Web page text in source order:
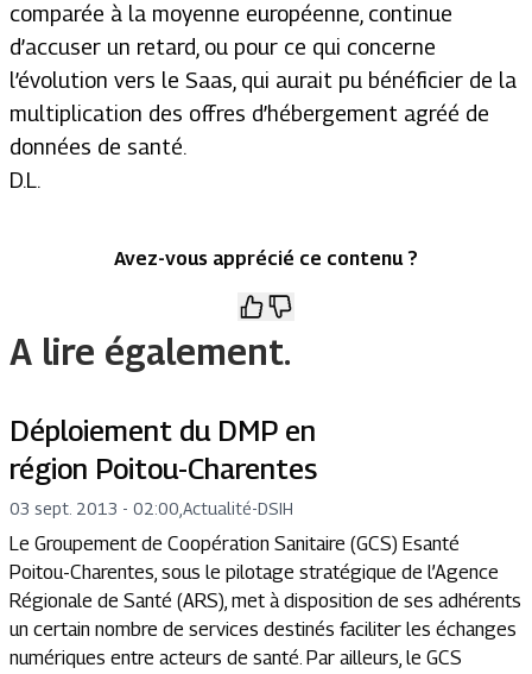
comparée à la moyenne européenne, continue
d’accuser un retard, ou pour ce qui concerne
l’évolution vers le Saas, qui aurait pu bénéficier de la
multiplication des offres d’hébergement agréé de
données de santé.
D.L.
Avez-vous apprécié ce contenu ?
A lire également.
Déploiement du DMP en
région Poitou-Charentes
03 sept. 2013 - 02:00 Actualité-DSIH
Le Groupement de Coopération Sanitaire (GCS) Esanté
Poitou-Charentes, sous le pilotage stratégique de l’Agence
Régionale de Santé (ARS), met à disposition de ses adhérents
un certain nombre de services destinés faciliter les échanges
numériques entre acteurs de santé. Par ailleurs, le GCS